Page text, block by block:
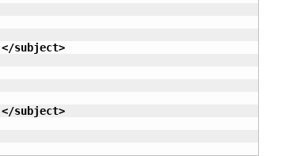
</subject>
</subject>